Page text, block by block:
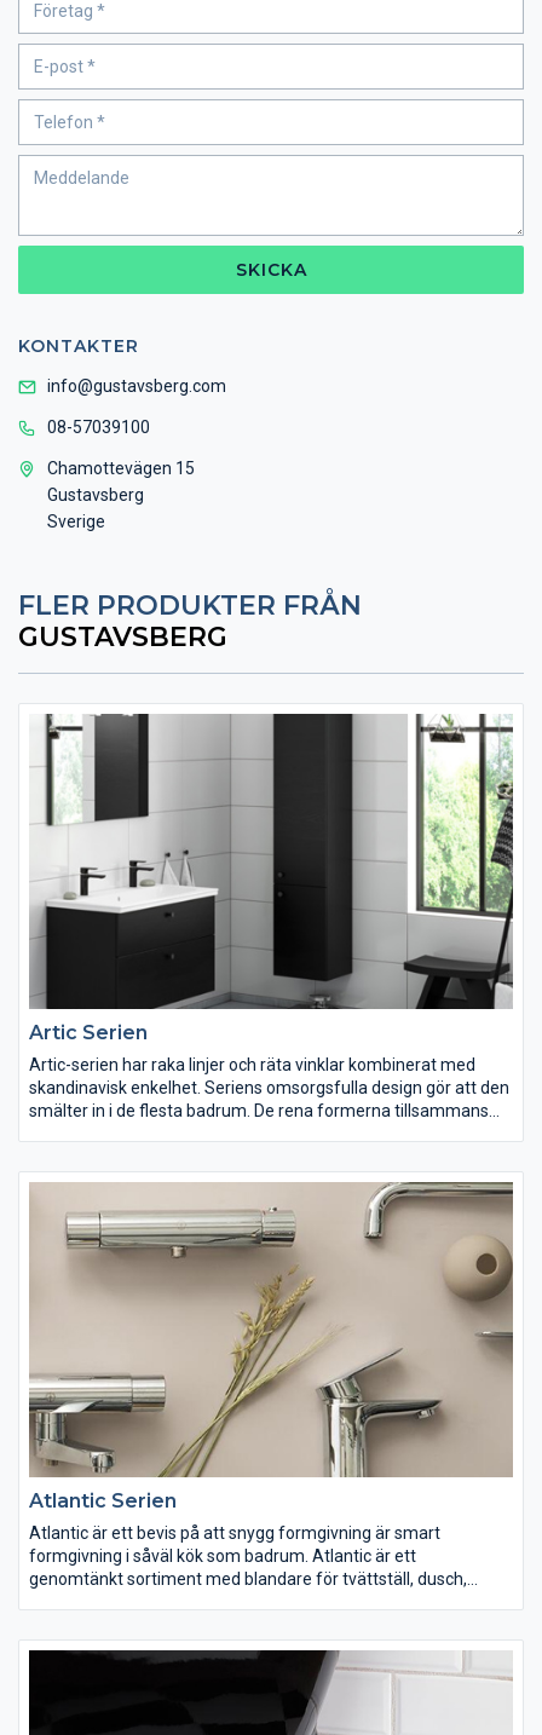
SKICKA
KONTAKTER
info@gustavsberg.com
08-57039100
Chamottevägen 15
Gustavsberg
Sverige
FLER PRODUKTER FRÅN
GUSTAVSBERG
Artic Serien
Artic-serien har raka linjer och räta vinklar kombinerat med
skandinavisk enkelhet. Seriens omsorgsfulla design gör att den
smälter in i de flesta badrum. De rena formerna tillsammans
Atlantic Serien
Atlantic är ett bevis på att snygg formgivning är smart
formgivning i såväl kök som badrum. Atlantic är ett
genomtänkt sortiment med blandare för tvättställ, dusch,
Alla modeller finns i två olika utföranden, för att möta de högt